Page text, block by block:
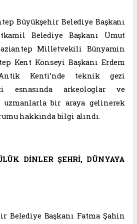
Büyükşehir Belediye Başkanı
Belediye Başkanı Umut
Milletvekili Bünyamin
Kent Konseyi Başkanı Erdem
Kenti’nde teknik gezi
esnasında arkeologlar ve
uzmanlarla bir araya gelinerek
hakkında bilgi alındı.
DİNLER ŞEHRİ, DÜNYAYA
Belediye Başkanı Fatma Şahin